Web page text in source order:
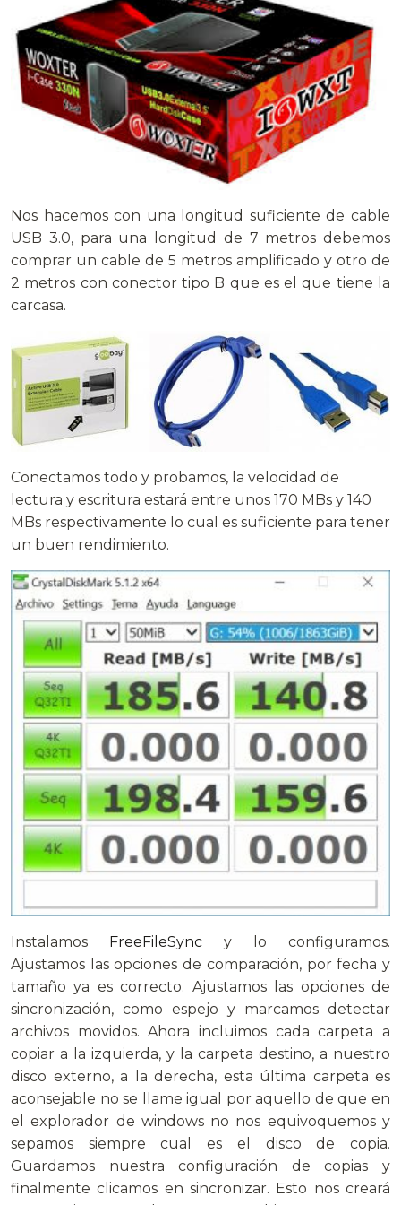
Nos hacemos con una longitud suficiente de cable
USB 3.0, para una longitud de 7 metros debemos
comprar un cable de 5 metros amplificado y otro de
2 metros con conector tipo B que es el que tiene la
carcasa.
Conectamos todo y probamos, la velocidad de
lectura y escritura estará entre unos 170 MBs y 140
MBs respectivamente lo cual es suficiente para tener
un buen rendimiento.
Instalamos FreeFileSync y lo configuramos.
Ajustamos las opciones de comparación, por fecha y
tamaño ya es correcto. Ajustamos las opciones de
sincronización, como espejo y marcamos detectar
archivos movidos. Ahora incluimos cada carpeta a
copiar a la izquierda, y la carpeta destino, a nuestro
disco externo, a la derecha, esta última carpeta es
aconsejable no se llame igual por aquello de que en
el explorador de windows no nos equivoquemos y
sepamos siempre cual es el disco de copia.
Guardamos nuestra configuración de copias y
finalmente clicamos en sincronizar. Esto nos creará